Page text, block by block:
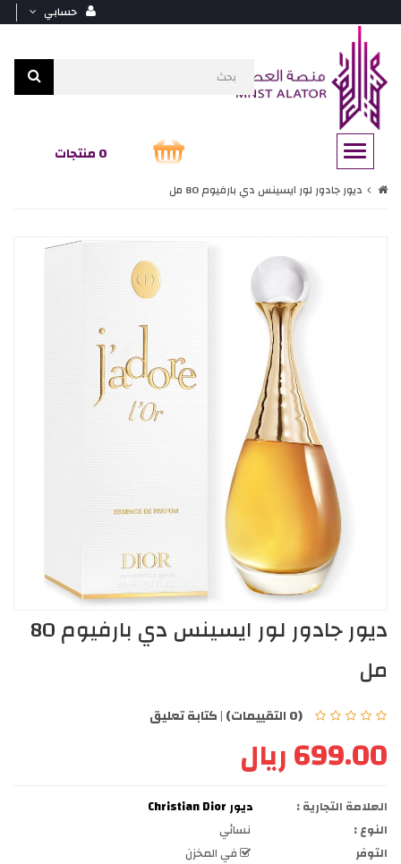
حسابي
0 منتجات
ديور جادور لور ايسينس دي بارفيوم 80 مل
ديور جادور لور ايسينس دي بارفيوم 80
مل
(0 التقييمات) |كتابة تعليق
699.00 ريال
العلامة التجارية :
ديور Christian Dior
النوع :
نسائي
التوفر
في المخزن